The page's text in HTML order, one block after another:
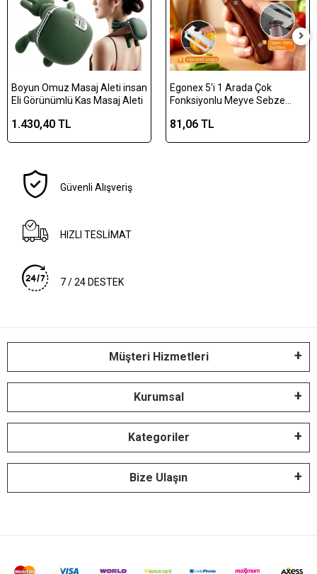
Boyun Omuz Masaj Aleti insan
Eli Görünümlü Kas Masaj Aleti
1.430,40 TL
Egonex 5'i 1 Arada Çok
Fonksiyonlu Meyve Sebze
Şişe Açacağı – Ahşap Saplı
81,06 TL
Güvenli Alışveriş
HIZLI TESLİMAT
7 / 24 DESTEK
Müşteri Hizmetleri
Kurumsal
Kategoriler
Bize Ulaşın